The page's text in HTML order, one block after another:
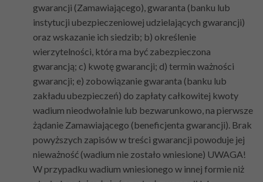
gwarancji (Zamawiającego), gwaranta (banku lub
instytucji ubezpieczeniowej udzielających gwarancji)
oraz wskazanie ich siedzib; b) określenie
wierzytelności, która ma być zabezpieczona
gwarancją; c) kwotę gwarancji; d) termin ważności
gwarancji; e) zobowiązanie gwaranta (banku lub
zakładu ubezpieczeń) do zapłaty całkowitej kwoty
wadium nieodwołalnie lub bezwarunkowo, na pierwsze
żądanie Zamawiającego (beneficjenta gwarancji). Brak
powyższych zapisów w treści gwarancji powoduje jej
nieważność (wadium nie zostało wniesione) UWAGA!
W przypadku wadium wniesionego w innej formie niż